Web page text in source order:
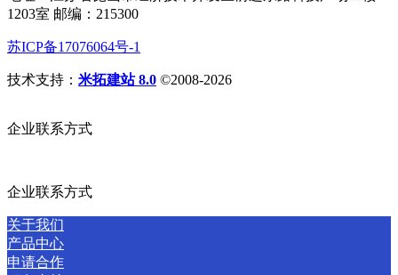
1203室 邮编：215300
苏ICP备17076064号-1
技术支持： 米拓建站 8.0 ©2008-2026
企业联系方式
企业联系方式
关于我们
产品中心
申请合作